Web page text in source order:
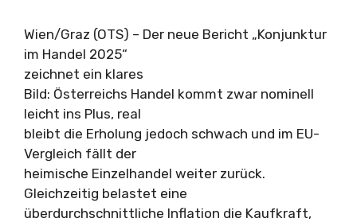
Wien/Graz (OTS) – Der neue Bericht „Konjunktur
im Handel 2025“
zeichnet ein klares
Bild: Österreichs Handel kommt zwar nominell
leicht ins Plus, real
bleibt die Erholung jedoch schwach und im EU-
Vergleich fällt der
heimische Einzelhandel weiter zurück.
Gleichzeitig belastet eine
überdurchschnittliche Inflation die Kaufkraft,